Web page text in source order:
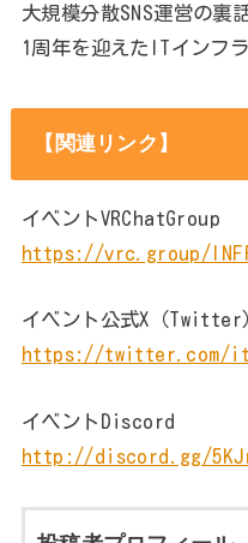
大規模分散SNS運営の裏
1周年を迎えたITインフ
【関連リンク】
イベントVRChatGroup
https://vrc.group/
イベント公式X（Twitter
https://twitter.com/
イベントDiscord
http://discord.gg/